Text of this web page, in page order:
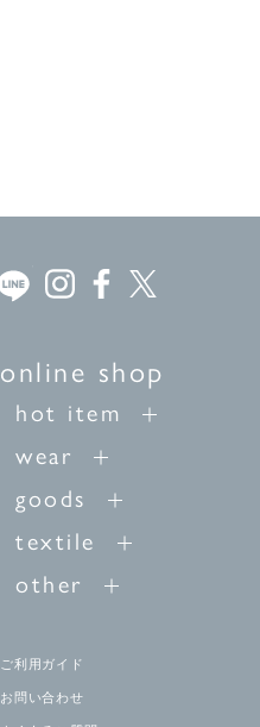
online shop
hot item
wear
goods
textile
other
ご利用ガイド
お問い合わせ